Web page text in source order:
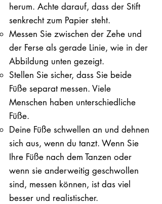
herum. Achte darauf, dass der Stift
senkrecht zum Papier steht.
Messen Sie zwischen der Zehe und
der Ferse als gerade Linie, wie in der
Abbildung unten gezeigt.
Stellen Sie sicher, dass Sie beide
Füße separat messen. Viele
Menschen haben unterschiedliche
Füße.
Deine Füße schwellen an und dehnen
sich aus, wenn du tanzt. Wenn Sie
Ihre Füße nach dem Tanzen oder
wenn sie anderweitig geschwollen
sind, messen können, ist das viel
besser und realistischer.